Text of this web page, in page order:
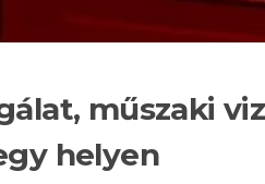
műszaki
helyen